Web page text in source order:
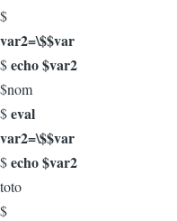
$
var2=\$$var
$echo $var2
$nom
$eval
var2=\$$var
$echo $var2
toto
$